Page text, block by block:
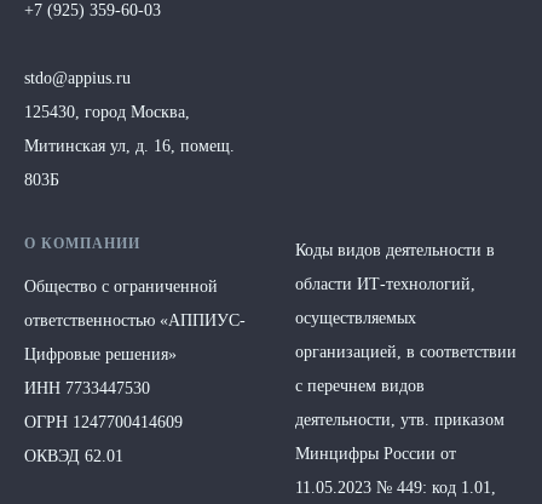
+7 (925) 359-60-03
stdo@appius.ru
125430, город Москва,
Митинская ул, д. 16, помещ.
803Б
О КОМПАНИИ
Общество с ограниченной
ответственностью «АППИУС-
Цифровые решения»
ИНН 7733447530
ОГРН 1247700414609
ОКВЭД 62.01
Коды видов деятельности в
области ИТ-технологий,
осуществляемых
организацией, в соответствии
с перечнем видов
деятельности, утв. приказом
Минцифры России от
11.05.2023 № 449: код 1.01,